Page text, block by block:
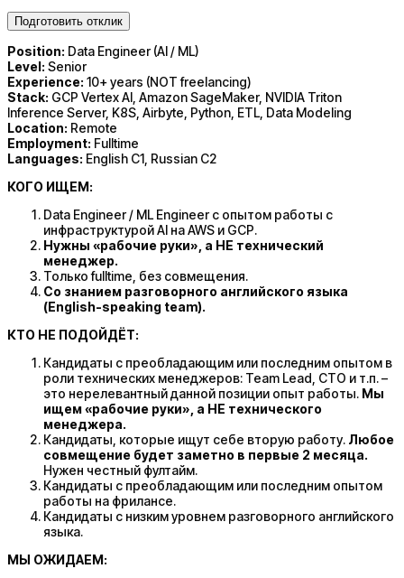
Подготовить отклик
Position: Data Engineer (AI / ML)
Level: Senior
Experience: 10+ years (NOT freelancing)
Stack: GCP Vertex AI, Amazon SageMaker, NVIDIA Triton
Inference Server, K8S, Airbyte, Python, ETL, Data Modeling
Location: Remote
Employment: Fulltime
Languages: English С1, Russian С2
КОГО ИЩЕМ:
Data Engineer / ML Engineer с опытом работы с
инфраструктурой AI на AWS и GCP.
Нужны «рабочие руки», а НЕ технический
менеджер.
Только fulltime, без совмещения.
Со знанием разговорного английского языка
(English-speaking team).
КТО НЕ ПОДОЙДЁТ:
Кандидаты с преобладающим или последним опытом в
роли технических менеджеров: Team Lead, CTO и т.п. –
это нерелевантный данной позиции опыт работы. Мы
ищем «рабочие руки», а НЕ технического
менеджера.
Кандидаты, которые ищут себе вторую работу. Любое
совмещение будет заметно в первые 2 месяца.
Нужен честный фултайм.
Кандидаты с преобладающим или последним опытом
работы на фрилансе.
Кандидаты с низким уровнем разговорного английского
языка.
МЫ ОЖИДАЕМ: